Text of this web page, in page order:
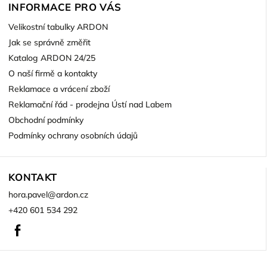
INFORMACE PRO VÁS
Velikostní tabulky ARDON
Jak se správně změřit
Katalog ARDON 24/25
O naší firmě a kontakty
Reklamace a vrácení zboží
Reklamační řád - prodejna Ústí nad Labem
Obchodní podmínky
Podmínky ochrany osobních údajů
KONTAKT
hora.pavel@ardon.cz
+420 601 534 292